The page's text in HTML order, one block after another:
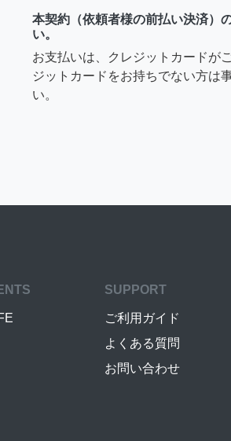
本契約（依頼者様の前払い決済）
い。
お支払いは、クレジットカードが
ジットカードをお持ちでない方は
い。
SUPPORT
ご利用ガイド
よくある質問
お問い合わせ